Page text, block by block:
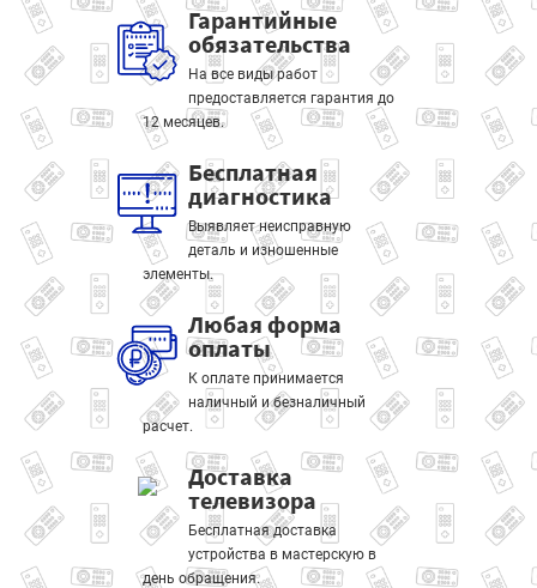
Гарантийные
обязательства
На все виды работ
предоставляется гарантия до
12 месяцев.
Бесплатная
диагностика
Выявляет неисправную
деталь и изношенные
элементы.
Любая форма
оплаты
К оплате принимается
наличный и безналичный
расчет.
Доставка
телевизора
Бесплатная доставка
устройства в мастерскую в
день обращения.